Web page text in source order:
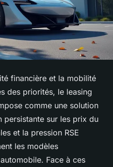
financière et la mobilité
des priorités, le leasing
comme une solution
persistante sur les prix du
et la pression RSE
les modèles
Face à ces